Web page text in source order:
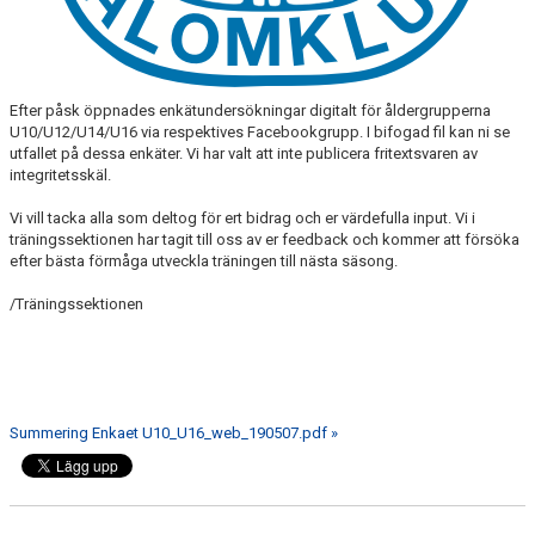
Efter påsk öppnades enkätundersökningar digitalt för åldergrupperna
U10/U12/U14/U16 via respektives Facebookgrupp. I bifogad fil kan ni se
utfallet på dessa enkäter. Vi har valt att inte publicera fritextsvaren av
integritetsskäl.
Vi vill tacka alla som deltog för ert bidrag och er värdefulla input. Vi i
träningssektionen har tagit till oss av er feedback och kommer att försöka
efter bästa förmåga utveckla träningen till nästa säsong.
/Träningssektionen
Summering Enkaet U10_U16_web_190507.pdf »